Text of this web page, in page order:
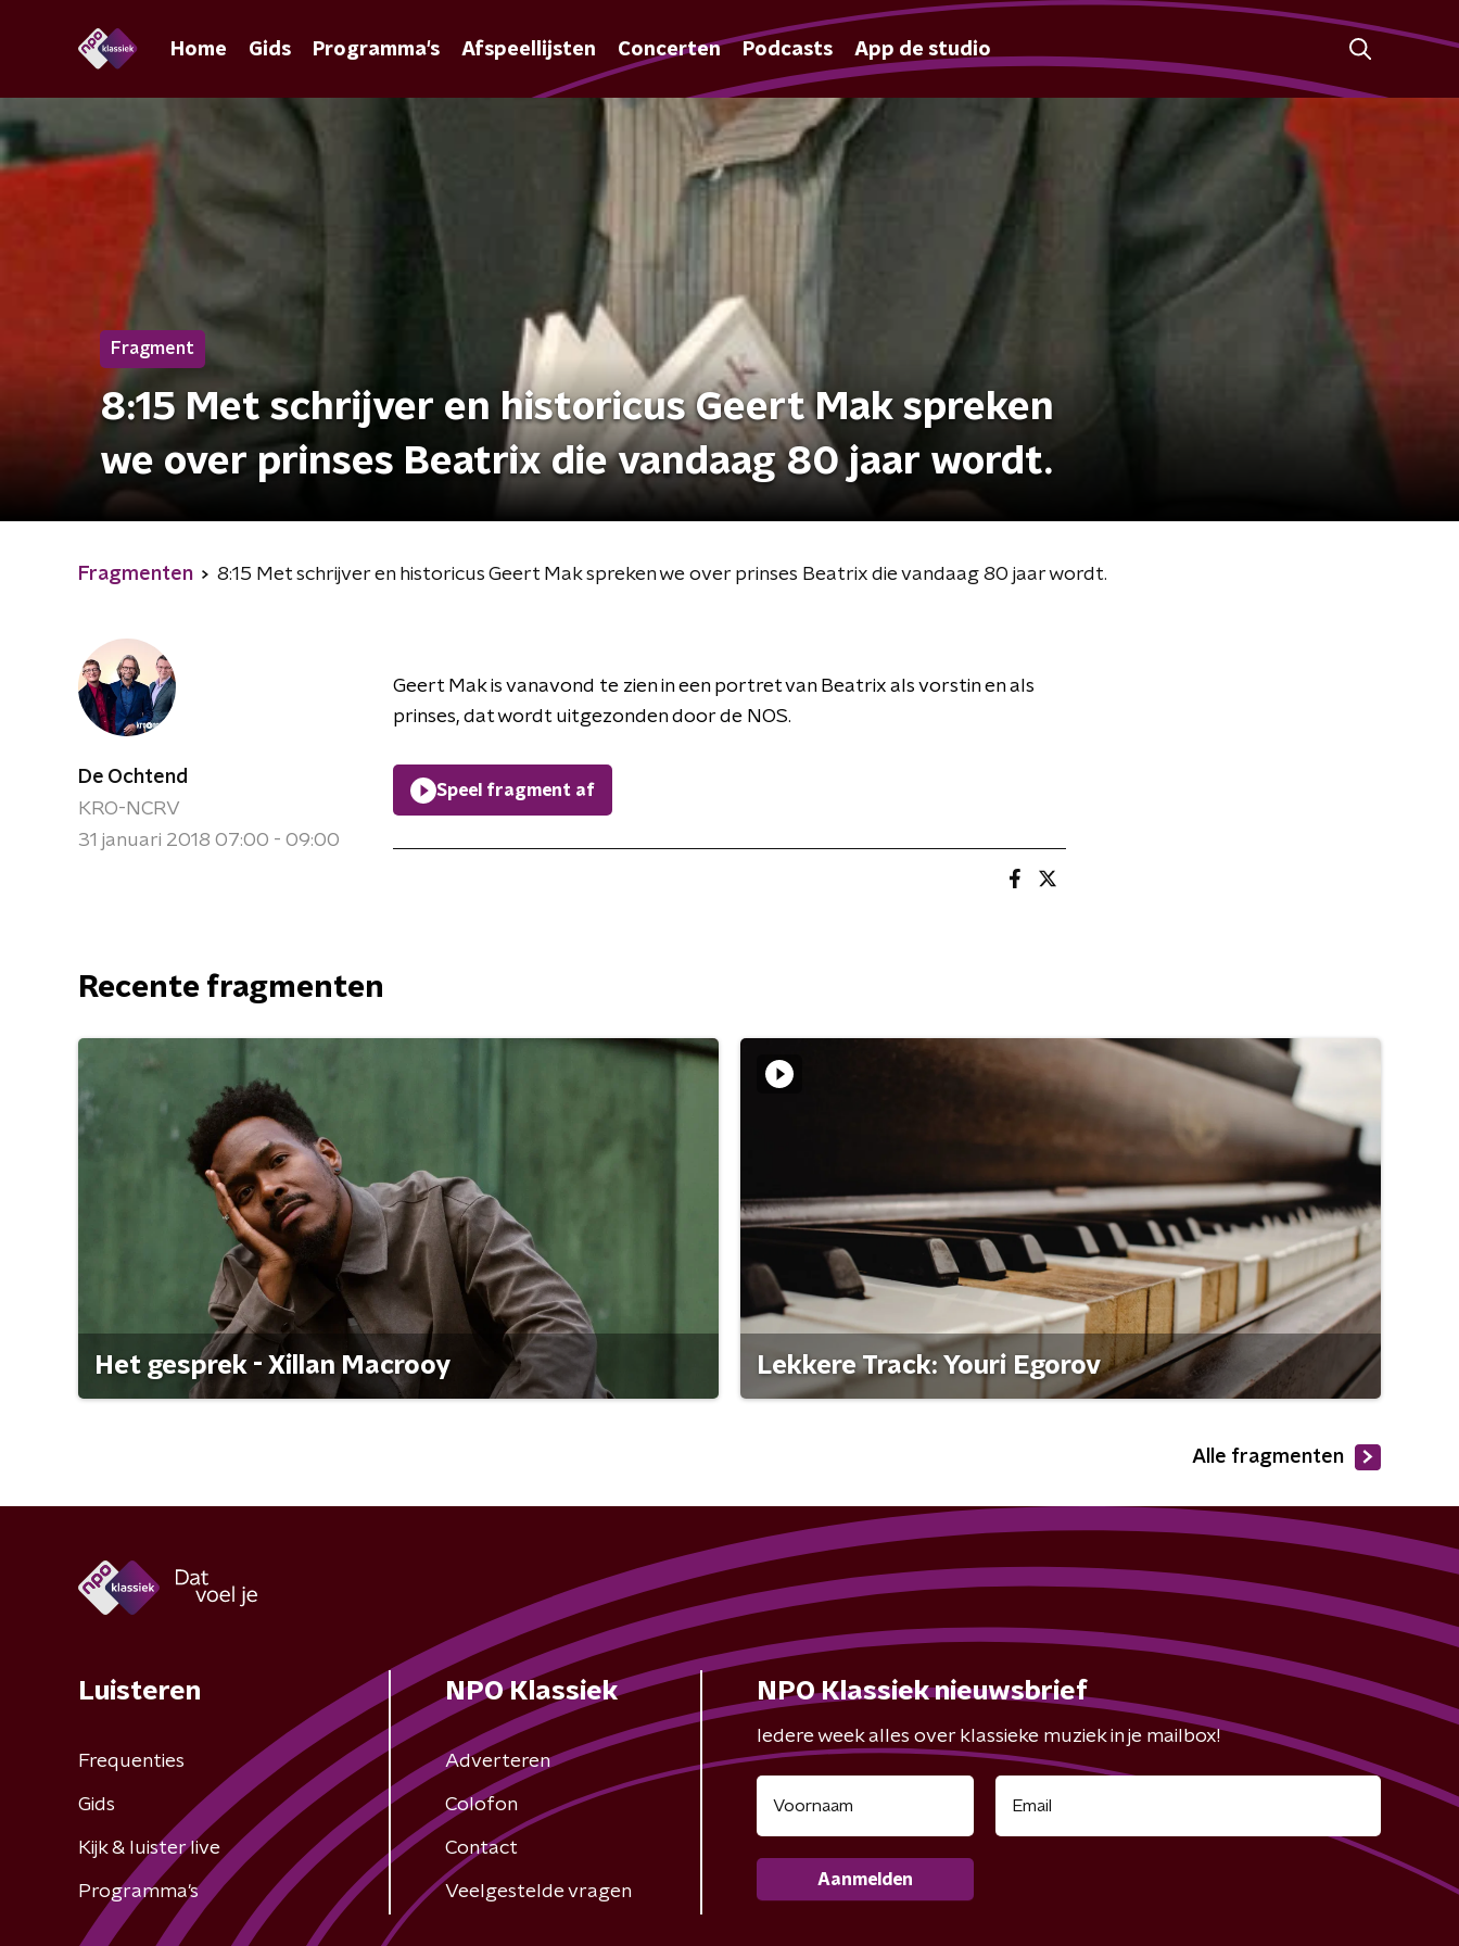
Home Gids Programma's Afspeellijsten Concerten Podcasts App de studio
Fragment
8:15 Met schrijver en historicus Geert Mak spreken
we over prinses Beatrix die vandaag 80 jaar wordt.
Fragmenten 8:15 Met schrijver en historicus Geert Mak spreken we over prinses Beatrix die vandaag 80 jaar wordt.
De Ochtend
KRO-NCRV
31 januari 2018 07:00 - 09:00
Geert Mak is vanavond te zien in een portret van Beatrix als vorstin en als
prinses, dat wordt uitgezonden door de NOS.
Speel fragment af
Recente fragmenten
Het gesprek - Xillan Macrooy Lekkere Track: Youri Egorov
Alle fragmenten
Luisteren
Frequenties
Gids
Kijk & luister live
Programma's
NPO Klassiek
Adverteren
Colofon
Contact
Veelgestelde vragen
NPO Klassiek nieuwsbrief
Iedere week alles over klassieke muziek in je mailbox!
Aanmelden